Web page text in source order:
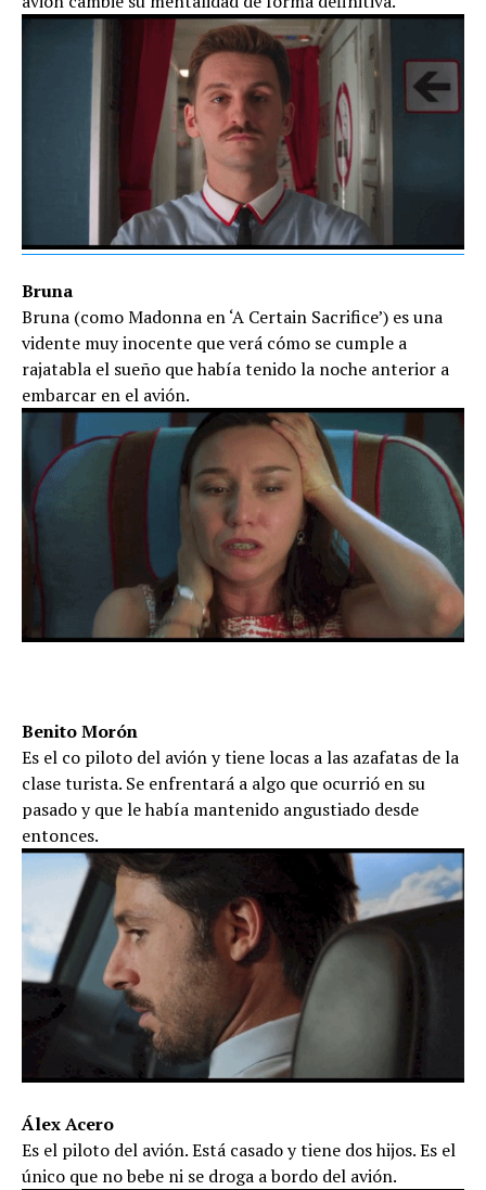
Bruna
Bruna (como Madonna en ‘A Certain Sacrifice’) es una
vidente muy inocente que verá cómo se cumple a
rajatabla el sueño que había tenido la noche anterior a
embarcar en el avión.
Benito Morón
Es el co piloto del avión y tiene locas a las azafatas de la
clase turista. Se enfrentará a algo que ocurrió en su
pasado y que le había mantenido angustiado desde
entonces.
Álex Acero
Es el piloto del avión. Está casado y tiene dos hijos. Es el
único que no bebe ni se droga a bordo del avión.